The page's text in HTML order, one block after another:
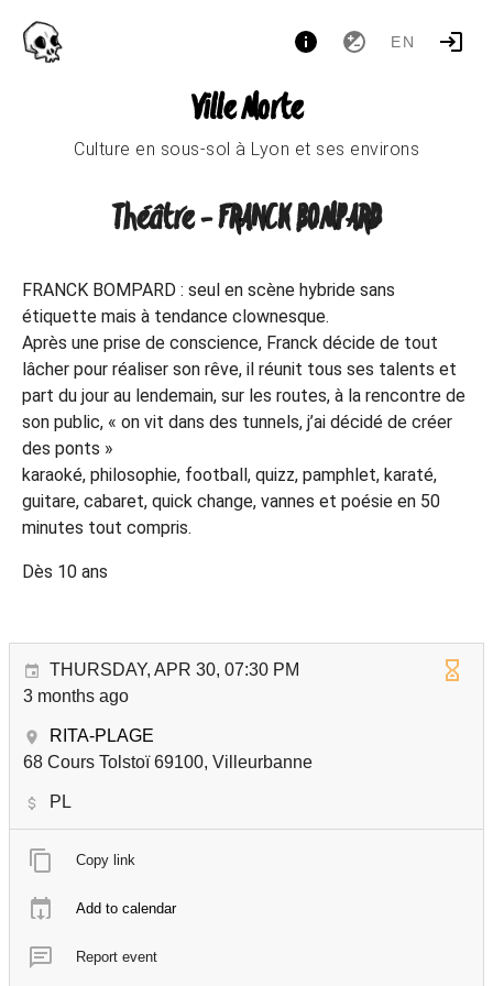
EN
Ville Morte
Culture en sous-sol à Lyon et ses environs
Théâtre - FRANCK BOMPARD
FRANCK BOMPARD : seul en scène hybride sans
étiquette mais à tendance clownesque.
Après une prise de conscience, Franck décide de tout
lâcher pour réaliser son rêve, il réunit tous ses talents et
part du jour au lendemain, sur les routes, à la rencontre de
son public, « on vit dans des tunnels, j’ai décidé de créer
des ponts »
karaoké, philosophie, football, quizz, pamphlet, karaté,
guitare, cabaret, quick change, vannes et poésie en 50
minutes tout compris.
Dès 10 ans
THURSDAY, APR 30, 07:30 PM
3 months ago
RITA-PLAGE
68 Cours Tolstoï 69100, Villeurbanne
PL
Copy link
Add to calendar
Report event